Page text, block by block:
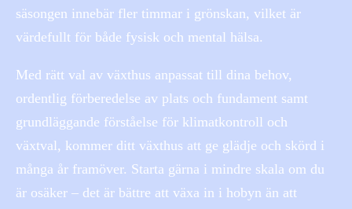
säsongen innebär fler timmar i grönskan, vilket är
värdefullt för både fysisk och mental hälsa.
Med rätt val av växthus anpassat till dina behov,
ordentlig förberedelse av plats och fundament samt
grundläggande förståelse för klimatkontroll och
växtval, kommer ditt växthus att ge glädje och skörd i
många år framöver. Starta gärna i mindre skala om du
är osäker – det är bättre att växa in i hobyn än att